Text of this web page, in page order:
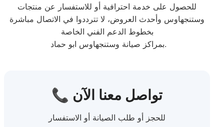
للحصول على خدمة احترافية أو للاستفسار عن منتجات
وستنجهاوس وأحدث العروض، لا تترددوا في الاتصال مباشرة
بخطوط الدعم الفني الخاصة
بمراكز صيانة وستنجهاوس ابو حماد.
📞 تواصل معنا الآن
للحجز أو طلب الصيانة أو الاستفسار